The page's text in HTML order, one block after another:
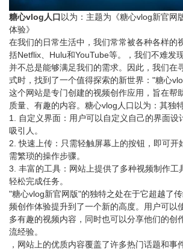
糖心vlog人口 以为：主题为《糖心vlog新官网
体验》
在我们的日常生活中，我们常常被各种各样的
括Netflix、Hulu和YouTube等。，我们不难发
并不总是能够满足我们的需求。因此，我们在
式时，找到了一个值得探索的新世界："糖心
这个网站是专门创建的视频创作应用，旨在帮
质量、有趣的内容。糖心vlog人口以为：其独
1. 自定义界面：用户可以自定义自己的界面设
吸引人。
2. 快速上传：只需轻触屏幕上的按钮，即可开
需繁琐的操作步骤。
3. 丰富的工具：网站上提供了多种视频制作工
轻松完成任务。
"糖心vlog新官网版"的独特之处在于它超越了
频创作体验提升到了一个新的高度。用户可以
多有趣的视频内容，同时也可以分享他们的创
流经验。
，网站上的优质内容覆盖了许多热门话题和事